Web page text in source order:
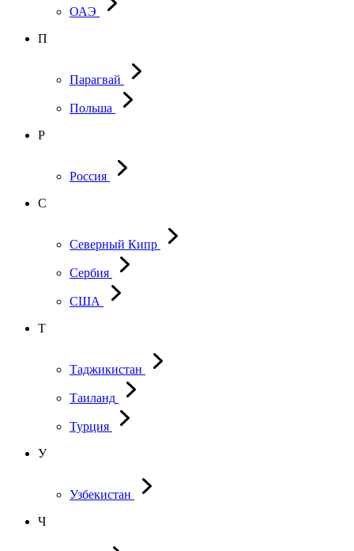
ОАЭ
П
Парагвай
Польша
Р
Россия
С
Северный Кипр
Сербия
США
Т
Таджикистан
Таиланд
Турция
У
Узбекистан
Ч